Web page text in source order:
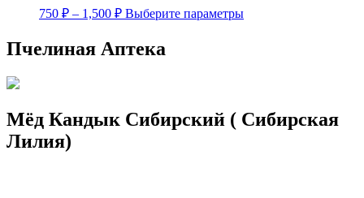
750 ₽ – 1,500 ₽Диапазон
–
Выберите параметрыЭтот
выбрать
на
Пчелиная Аптека
Мёд Кандык Сибирский ( Сибирская
Лилия)